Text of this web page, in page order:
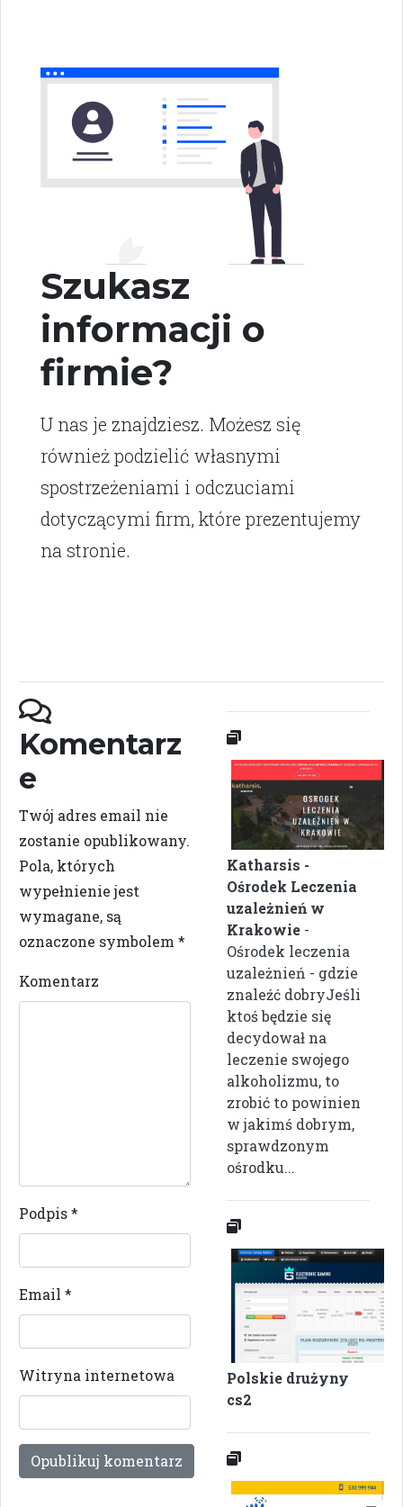
Szukasz
informacji o
firmie?
U nas je znajdziesz. Możesz się
również podzielić własnymi
spostrzeżeniami i odczuciami
dotyczącymi firm, które prezentujemy
na stronie.
Komentarz
e
Twój adres email nie
zostanie opublikowany.
Pola, których
wypełnienie jest
wymagane, są
oznaczone symbolem *
Komentarz
Podpis*
Email *
Witryna internetowa
Katharsis -
Ośrodek Leczenia
uzależnień w
Krakowie -
Ośrodek leczenia
uzależnień - gdzie
znaleźć dobryJeśli
ktoś będzie się
decydował na
leczenie swojego
alkoholizmu, to
zrobić to powinien
w jakimś dobrym,
sprawdzonym
ośrodku...
Polskie drużyny
cs2